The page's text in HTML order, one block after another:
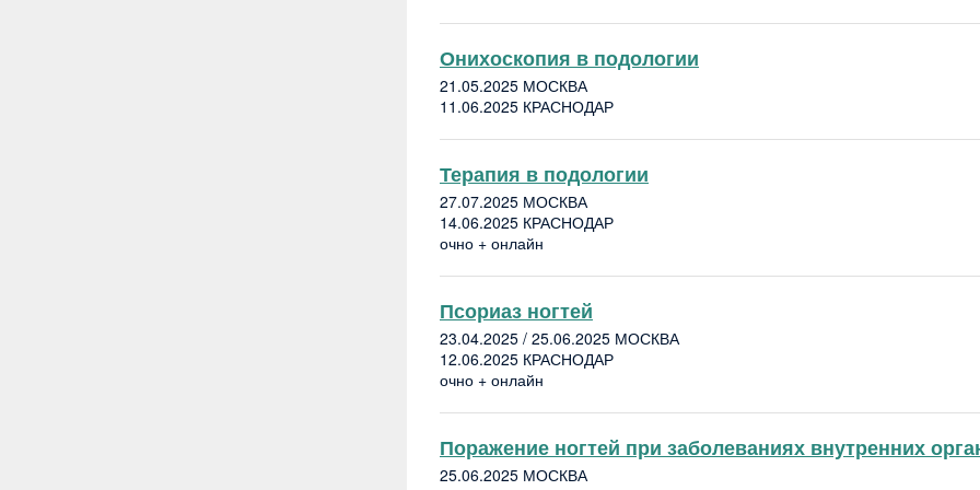
Онихоскопия в подологии
21.05.2025 МОСКВА
11.06.2025 КРАСНОДАР
Терапия в подологии
27.07.2025 МОСКВА
14.06.2025 КРАСНОДАР
очно + онлайн
Псориаз ногтей
23.04.2025 / 25.06.2025 МОСКВА
12.06.2025 КРАСНОДАР
очно + онлайн
Поражение ногтей при заболеваниях внутренних
25.06.2025 МОСКВА